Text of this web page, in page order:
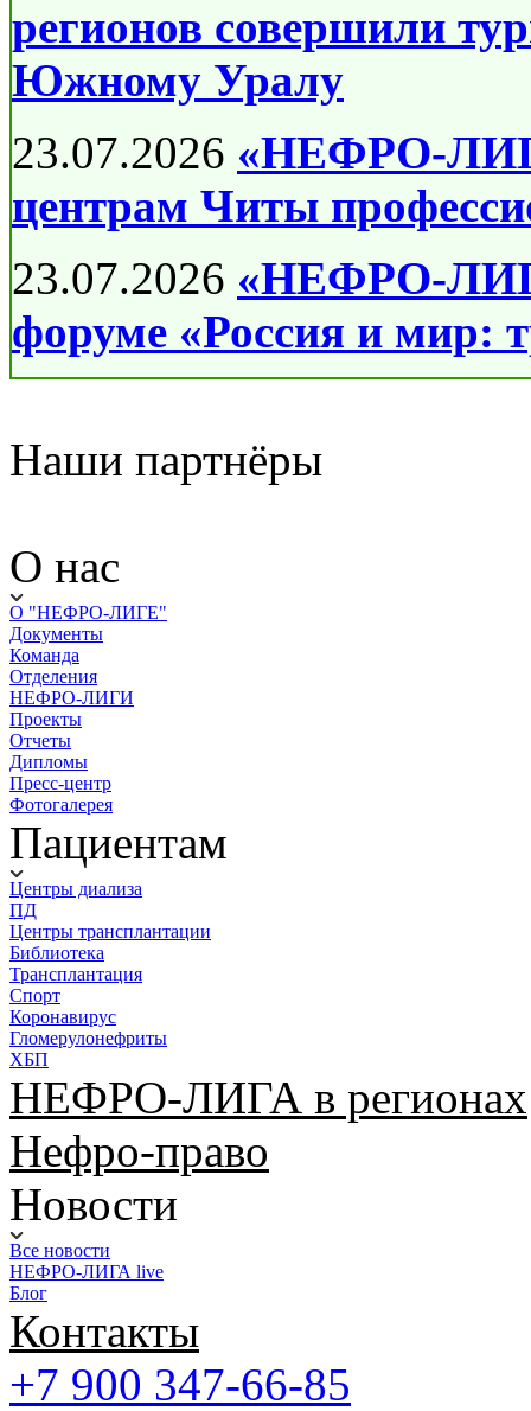
регионов совершили
Южному Уралу
23.07.2026 «НЕФРО-
центрам Читы
23.07.2026 «НЕФРО-
форуме «Россия и мир:
Наши партнёры
О нас
О "НЕФРО-ЛИГЕ"
Документы
Команда
Отделения
НЕФРО-ЛИГИ
Проекты
Отчеты
Дипломы
Пресс-центр
Фотогалерея
Пациентам
Центры диализа
ПД
Центры трансплантации
Библиотека
Трансплантация
Спорт
Коронавирус
Гломерулонефриты
ХБП
НЕФРО-ЛИГА в регионах
Нефро-право
Новости
Все новости
НЕФРО-ЛИГА live
Блог
Контакты
+7 900 347-66-85